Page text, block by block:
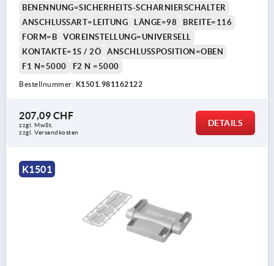
BENENNUNG=SICHERHEITS-SCHARNIERSCHALTER
ANSCHLUSSART=LEITUNG
LÄNGE=98
BREITE=116
FORM=B
VOREINSTELLUNG=UNIVERSELL
KONTAKTE=1S / 2Ö
ANSCHLUSSPOSITION=OBEN
F1 N=5000
F2 N =5000
Bestellnummer: K1501.981162122
207,09 CHF
zzgl. MwSt.
zzgl. Versandkosten
DETAILS
K1501